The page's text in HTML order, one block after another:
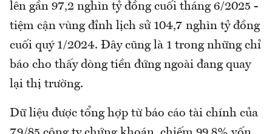
lên gần 97,2 nghìn tỷ đồng cuối tháng 6/2025 -
tiệm cận vùng đỉnh lịch sử 104,7 nghìn tỷ đồng
cuối quý 1/2024. Đây cũng là 1 trong những chỉ
báo cho thấy dòng tiền đứng ngoài đang quay
lại thị trường.
Dữ liệu được tổng hợp từ báo cáo tài chính của